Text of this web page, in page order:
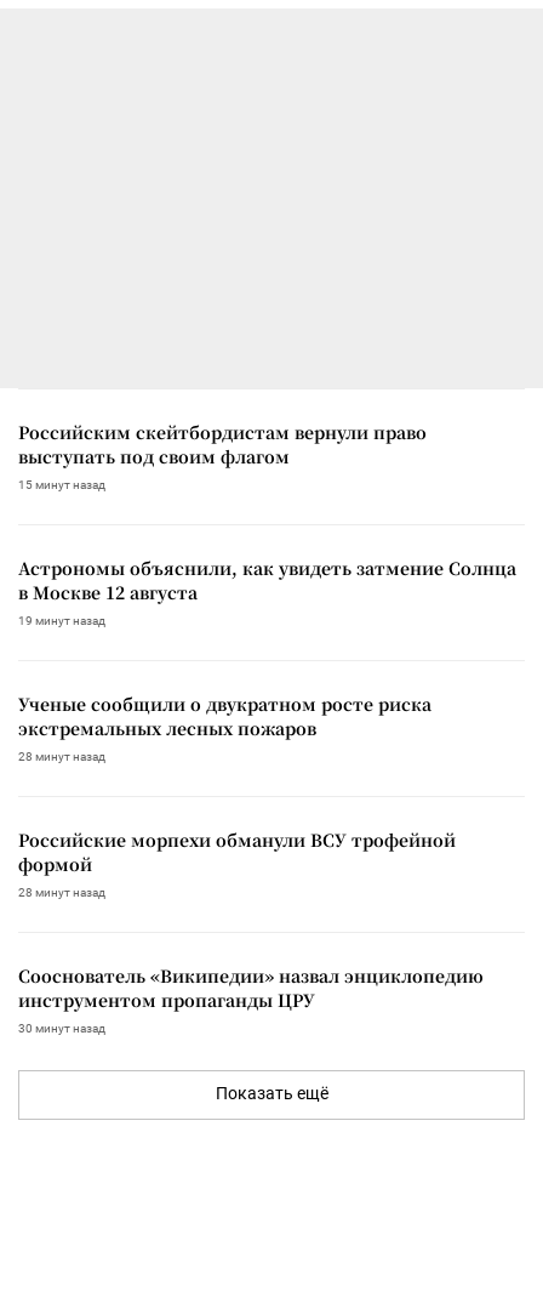
Российским скейтбордистам вернули право
выступать под своим флагом
15 минут назад
Астрономы объяснили, как увидеть затмение Солнца
в Москве 12 августа
19 минут назад
Ученые сообщили о двукратном росте риска
экстремальных лесных пожаров
28 минут назад
Российские морпехи обманули ВСУ трофейной
формой
28 минут назад
Сооснователь «Википедии» назвал энциклопедию
инструментом пропаганды ЦРУ
30 минут назад
Показать ещё